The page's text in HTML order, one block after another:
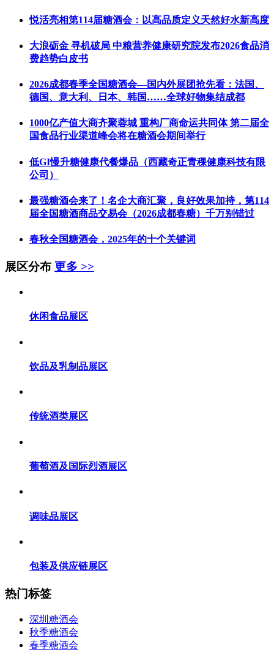
悦活亮相第114届糖酒会：以高品质定义天然好水新高度
大浪砺金 寻机破局 中粮营养健康研究院发布2026食品消
费趋势白皮书
2026成都春季全国糖酒会—国内外展团抢先看：法国、
德国、意大利、日本、韩国……全球好物集结成都
1000亿产值大商齐聚蓉城 重构厂商命运共同体 第二届全
国食品行业渠道峰会将在糖酒会期间举行
低GI慢升糖健康代餐爆品（西藏奇正青稞健康科技有限
公司）
最强糖酒会来了！名企大商汇聚，良好效果加持，第114
届全国糖酒商品交易会（2026成都春糖）千万别错过
春秋全国糖酒会，2025年的十个关键词
展区分布 更多 >>
休闲食品展区
饮品及乳制品展区
传统酒类展区
葡萄酒及国际烈酒展区
调味品展区
包装及供应链展区
热门标签
深圳糖酒会
秋季糖酒会
春季糖酒会